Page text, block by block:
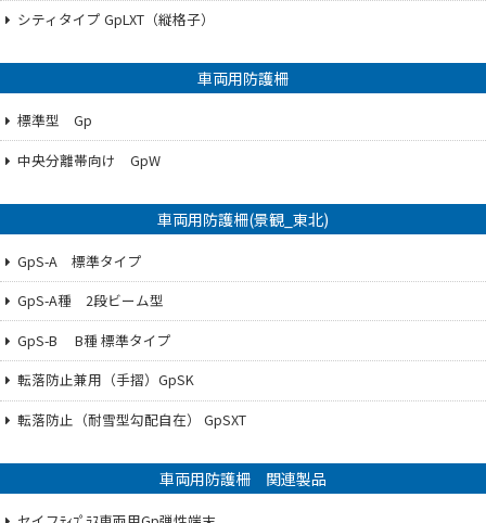
シティタイプ GpLXT（縦格子）
車両用防護柵
標準型 Gp
中央分離帯向け GpW
車両用防護柵(景観_東北)
GpS-A 標準タイプ
GpS-A種 2段ビーム型
GpS-B B種 標準タイプ
転落防止兼用（手摺）GpSK
転落防止（耐雪型勾配自在） GpSXT
車両用防護柵 関連製品